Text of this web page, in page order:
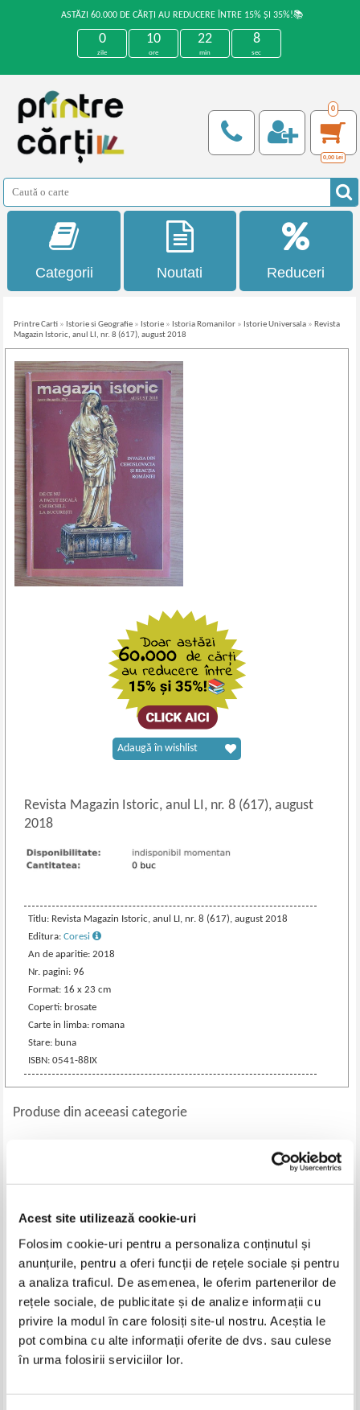
Acest site utilizează cookie-uri
Folosim cookie-uri pentru a personaliza conținutul și
anunțurile, pentru a oferi funcții de rețele sociale și pentru
a analiza traficul. De asemenea, le oferim partenerilor de
rețele sociale, de publicitate și de analize informații cu
privire la modul în care folosiți site-ul nostru. Aceștia le
pot combina cu alte informații oferite de dvs. sau culese
în urma folosirii serviciilor lor.
ASTĂZI 60.000 DE CĂRȚI AU REDUCERE ÎNTRE 15% ȘI 35%!📚
0
zile
10
ore
22
min
7
sec
0
0,00 Lei
Categorii Noutati Reduceri
Printre Carti » Istorie si Geografie » Istorie » Istoria Romanilor » Istorie Universala » Revista
Magazin Istoric, anul LI, nr. 8 (617), august 2018
Revista Magazin Istoric, anul LI, nr. 8 (617), august
2018
Titlu: Revista Magazin Istoric, anul LI, nr. 8 (617), august 2018
Editura:Coresi
An de aparitie: 2018
Nr. pagini: 96
Format: 16 x 23 cm
Coperti: brosate
Carte in limba: romana
Stare: buna
ISBN: 0541-88IX
Adaugă în wishlist
Produse din aceeasi categorie
D. G. Newcombe - Henric VIII si
Contributia Romaniei la victoria